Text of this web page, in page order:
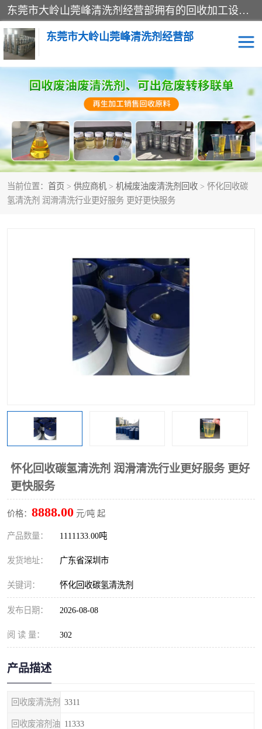
东莞市大岭山莞峰清洗剂经营部拥有的回收加工设备，大量废油回收、废清洗剂回收、废溶剂油回收、机械废油废清洗剂回收、废碳氢回收、碳氢液压油回收、碳氢二氯回收等废清洗剂处理；我们只是提供废旧化工原料的循环使用存放点，执行正规的存放，有正规的回收资质处理。同时我们公司批发零售回收级清洗剂，脱模油再生基础油，质量保证。
东莞市大岭山莞峰清洗剂经营部
当前位置： 首页 > 供应商机 > 机械废油废清洗剂回收 > 怀化回收碳
氢清洗剂 润滑清洗行业更好服务 更好更快服务
怀化回收碳氢清洗剂 润滑清洗行业更好服务 更好
更快服务
价格： 8888.00 元/吨 起
产品数量： 1111133.00吨
发货地址： 广东省深圳市
关键词： 怀化回收碳氢清洗剂
发布日期： 2026-08-08
阅 读 量： 302
产品描述
回收废清洗剂 3311
回收废溶剂油 11333
废清洗剂回收
废溶剂油回收 机械废油废清洗剂回收
废碳氢回收 碳氢液压油回收
碳氢二氯回收 回收废三四氯乙烯
回收废清洗剂 上门回收废清洗剂